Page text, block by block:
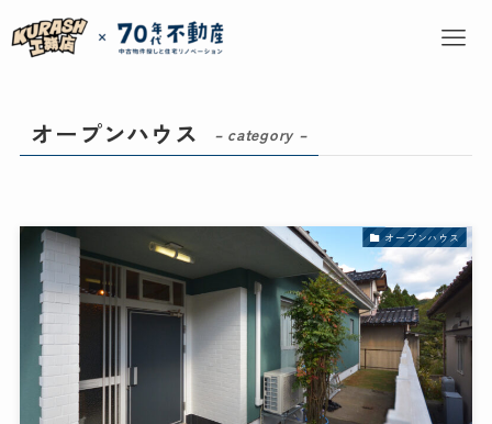
オープンハウス – category –
オープンハウス